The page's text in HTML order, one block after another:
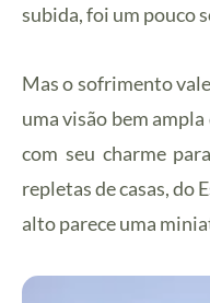
subida, foi um pouco
Mas o sofrimento
uma visão bem
com seu charme
repletas de casas, do
alto parece uma